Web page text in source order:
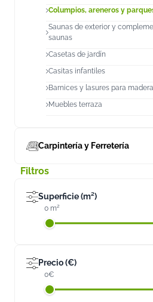
Columpios, areneros y
Saunas de exterior y
saunas
Casetas de jardín
Casitas infantiles
Barnices y lasures para madera
Muebles terraza
Carpintería y Ferretería
Filtros
Superficie (m²)
0 m²
Precio (€)
0€